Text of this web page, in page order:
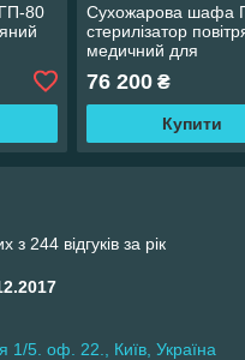
80
Сухожарова шафа
стерилізатор
медичний для
76 200₴
Купити
з 244 відгуків за рік
1/5. оф. 22., Київ, Україна